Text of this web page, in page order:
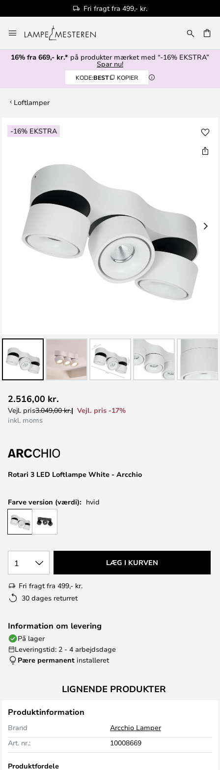
Fri fragt fra 499,- kr.
to
Content
16% fra 669,- kr.* på produkter mærket med “-16% EKSTRA”
Spar nu!
KODE:BEST KOPIER
Loftlamper
-16% EKSTRA
Gå
til
billedgalleriet
til
starten
Rotari 3 LED Loftlampe White - Arcchio
2.516,00 kr.
Vejl. pris3.049,00 kr.
Vejl. pris -17%
inkl. moms
Farve version (værdi): hvid
1 LÆG I KURVEN
Fri fragt fra 499,- kr.
30 dages returret
Information om levering
På lager
Leveringstid: 2 - 4 arbejdsdage
Pære permanent installeret
LIGNENDE PRODUKTER
Produktinformation
Brand
Arcchio Lamper
Art. nr.:
10008669
Produktfordele